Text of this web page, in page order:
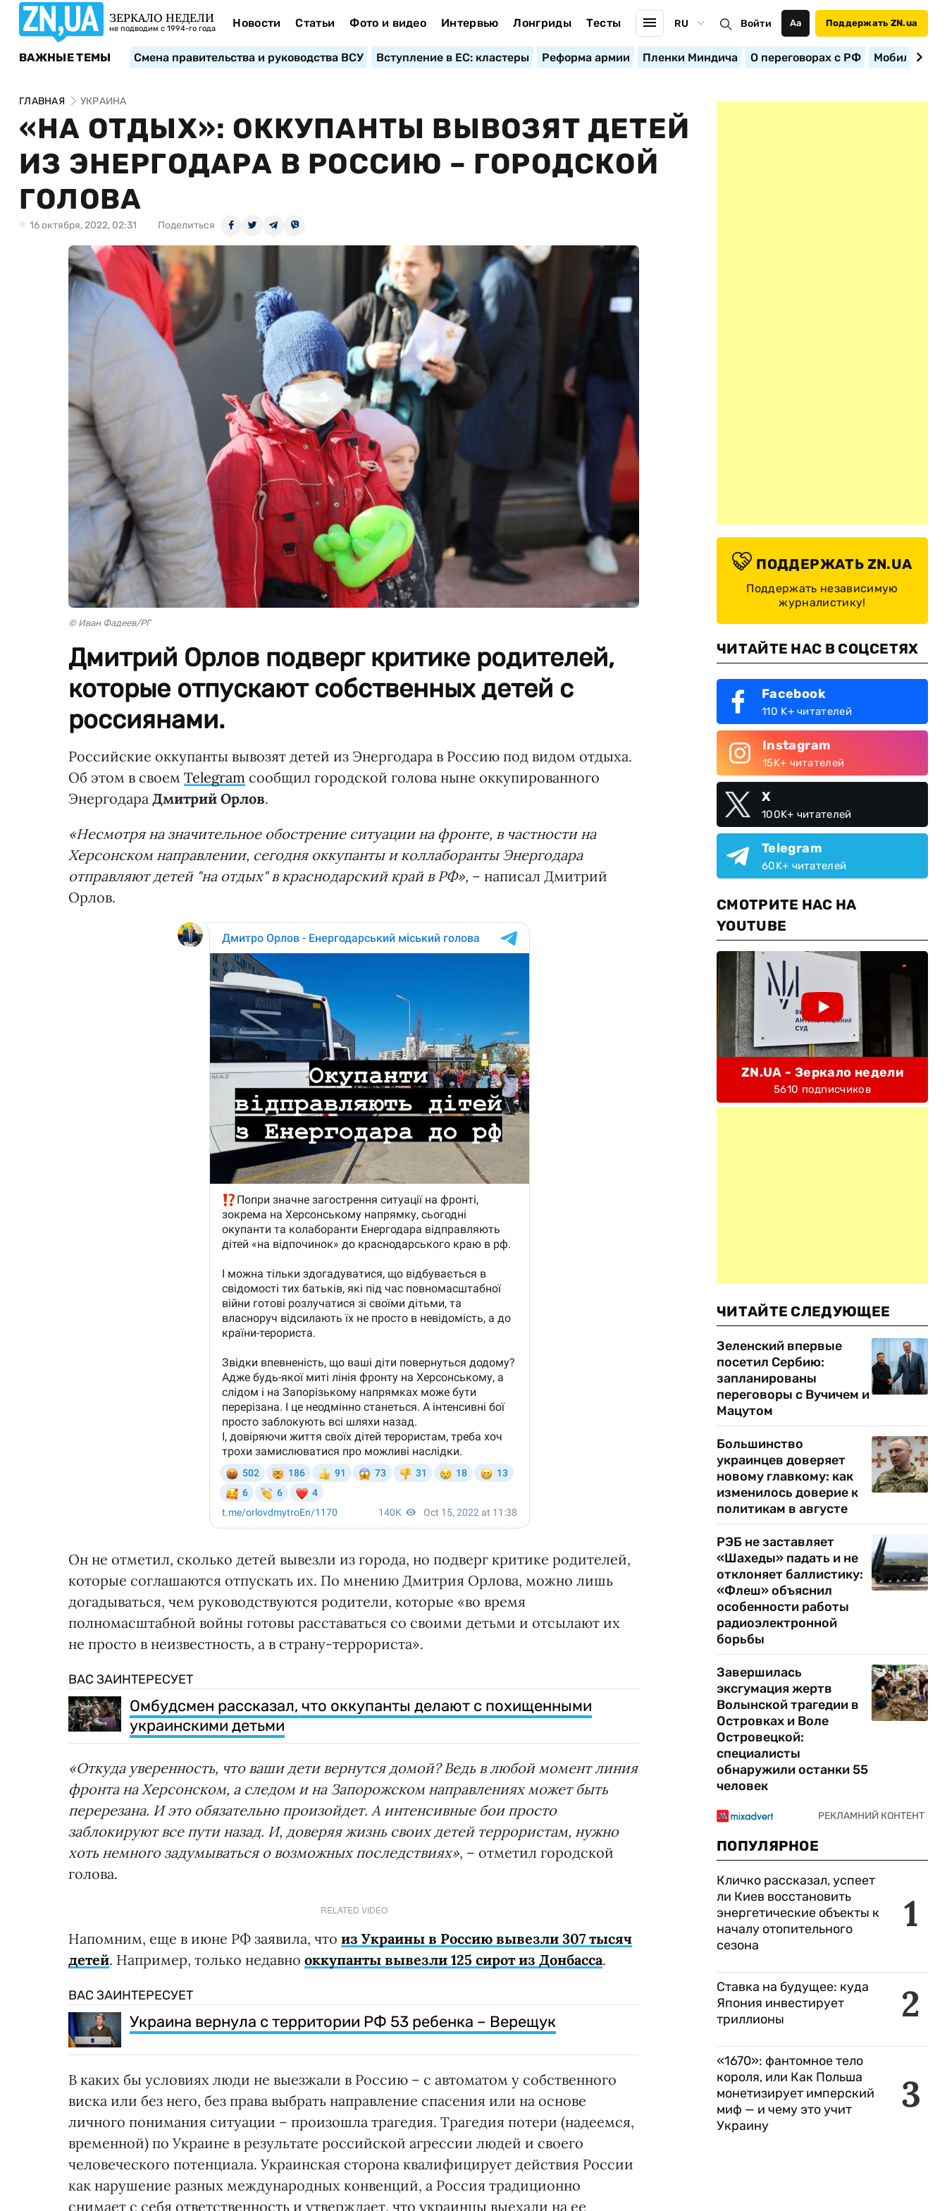
ЗЕРКАЛО НЕДЕЛИ
не подводим с 1994-го года Новости Статьи Фото и видео Интервью Лонгриды Тесты RU Войти Аа Поддержать ZN.ua
ВАЖНЫЕ ТЕМЫ Смена правительства и руководства ВСУ Вступление в ЕС: кластеры Реформа армии Пленки Миндича О переговорах с РФ
ГЛАВНАЯ УКРАИНА
«НА ОТДЫХ»: ОККУПАНТЫ ВЫВОЗЯТ ДЕТЕЙ
ИЗ ЭНЕРГОДАРА В РОССИЮ – ГОРОДСКОЙ
ГОЛОВА
16 октября, 2022, 02:31 Поделиться
© Иван Фадеев/РГ
Дмитрий Орлов подверг критике родителей,
которые отпускают собственных детей с
россиянами.
Российские оккупанты вывозят детей из Энергодара в Россию под видом отдыха.
Об этом в своем Telegram сообщил городской голова ныне оккупированного
Энергодара Дмитрий Орлов.
«Несмотря на значительное обострение ситуации на фронте, в частности на
Херсонском направлении, сегодня оккупанты и коллаборанты Энергодара
отправляют детей "на отдых" в краснодарский край в РФ», – написал Дмитрий
Орлов.
Он не отметил, сколько детей вывезли из города, но подверг критике родителей,
которые соглашаются отпускать их. По мнению Дмитрия Орлова, можно лишь
догадываться, чем руководствуются родители, которые «во время
полномасштабной войны готовы расставаться со своими детьми и отсылают их
не просто в неизвестность, а в страну-террориста».
ВАС ЗАИНТЕРЕСУЕТ
Омбудсмен рассказал, что оккупанты делают с похищенными
украинскими детьми
«Откуда уверенность, что ваши дети вернутся домой? Ведь в любой момент линия
фронта на Херсонском, а следом и на Запорожском направлениях может быть
перерезана. И это обязательно произойдет. А интенсивные бои просто
заблокируют все пути назад. И, доверяя жизнь своих детей террористам, нужно
хоть немного задумываться о возможных последствиях», – отметил городской
голова.
RELATED VIDEO
Напомним, еще в июне РФ заявила, что из Украины в Россию вывезли 307 тысяч
детей. Например, только недавно оккупанты вывезли 125 сирот из Донбасса.
ВАС ЗАИНТЕРЕСУЕТ
Украина вернула с территории РФ 53 ребенка – Верещук
В каких бы условиях люди не выезжали в Россию – с автоматом у собственного
виска или без него, без права выбрать направление спасения или на основе
личного понимания ситуации – произошла трагедия. Трагедия потери (надеемся,
временной) по Украине в результате российской агрессии людей и своего
человеческого потенциала. Украинская сторона квалифицирует действия России
как нарушение разных международных конвенций, а Россия традиционно
снимает с себя ответственность и утверждает, что украинцы выехали на ее
ПОДДЕРЖАТЬ ZN.UA
Поддержать независимую
журналистику!
ЧИТАЙТЕ НАС В СОЦСЕТЯХ
Facebook
110 K+ читателей
Instagram
15K+ читателей
X
100K+ читателей
Telegram
60K+ читателей
СМОТРИТЕ НАС НА
YOUTUBE
ZN.UA - Зеркало недели
5610 подписчиков
ЧИТАЙТЕ СЛЕДУЮЩЕЕ
Зеленский впервые
посетил Сербию:
запланированы
переговоры с Вучичем и
Мацутом
Большинство
украинцев доверяет
новому главкому: как
изменилось доверие к
политикам в августе
РЭБ не заставляет
«Шахеды» падать и не
отклоняет баллистику:
«Флеш» объяснил
особенности работы
радиоэлектронной
борьбы
Завершилась
эксгумация жертв
Волынской трагедии в
Островках и Воле
Островецкой:
специалисты
обнаружили останки 55
человек
ПОПУЛЯРНОЕ
1
Кличко рассказал, успеет
ли Киев восстановить
энергетические объекты к
началу отопительного
сезона
2
Ставка на будущее: куда
Япония инвестирует
триллионы
3
«1670»: фантомное тело
короля, или Как Польша
монетизирует имперский
миф — и чему это учит
Украину